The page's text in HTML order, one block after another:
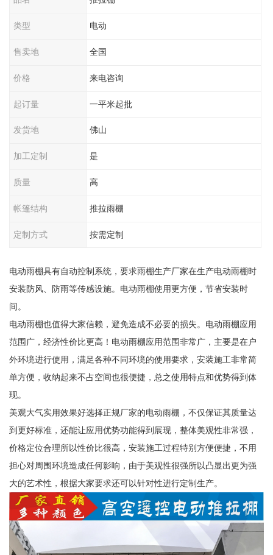
类型 电动
售卖地 全国
价格 来电咨询
起订量 一平米起批
发货地 佛山
加工定制 是
质量 高
帐篷结构 推拉雨棚
定制方式 按需定制
电动雨棚具有自动控制系统，要求雨棚生产厂家在生产电动雨棚时
安装防风、防雨等传感设施。电动雨棚使用更方便，节省安装时
间。
电动雨棚也值得大家信赖，避免造成不必要的损失。电动雨棚应用
范围广，经济性价比更高！电动雨棚应用范围非常广，主要是在户
外环境进行使用，满足各种不同环境的使用要求，安装施工非常简
单方便，收纳起来不占空间也很便捷，总之使用特点和优势得到体
现。
美观大气实用效果好选择正规厂家的电动雨棚，不仅保证其质量达
到更好标准，还能让应用优势功能得到展现，整体美观性非常强，
价格定位合理所以性价比很高，安装施工过程特别方便便捷，不用
担心对周围环境造成任何影响，由于美观性很强所以凸显出更为强
大的艺术性，根据大家要求还可以针对性进行定制生产。